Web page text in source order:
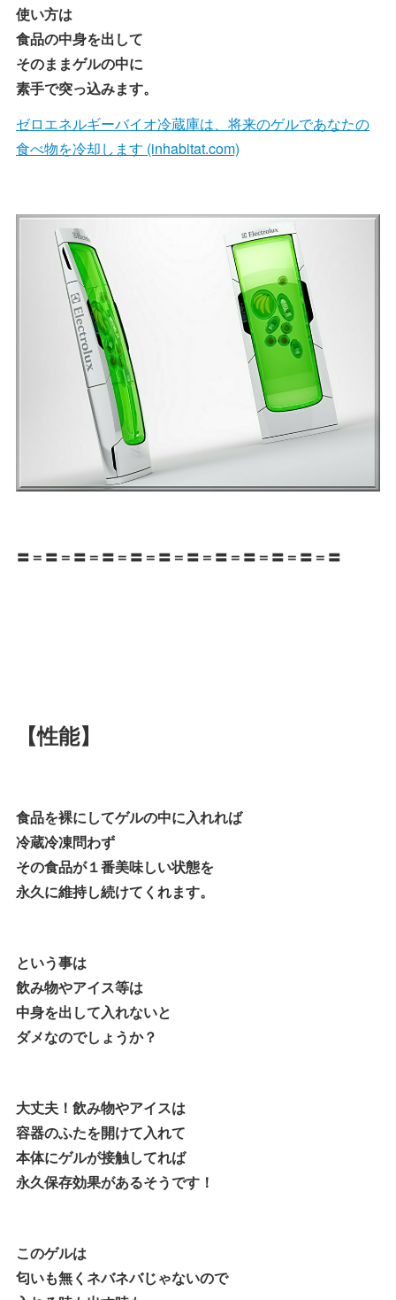
使い方は
食品の中身を出して
そのままゲルの中に
素手で突っ込みます。
ゼロエネルギーバイオ冷蔵庫は、将来のゲルであなたの
食べ物を冷却します (inhabitat.com)
〓＝〓＝〓＝〓＝〓＝〓＝〓＝〓＝〓＝〓＝〓＝〓
【性能】
食品を裸にしてゲルの中に入れれば
冷蔵冷凍問わず
その食品が１番美味しい状態を
永久に維持し続けてくれます。
という事は
飲み物やアイス等は
中身を出して入れないと
ダメなのでしょうか？
大丈夫！飲み物やアイスは
容器のふたを開けて入れて
本体にゲルが接触してれば
永久保存効果があるそうです！
このゲルは
匂いも無くネバネバじゃないので